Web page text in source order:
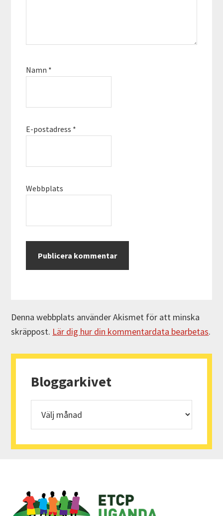
Namn *
E-postadress *
Webbplats
Denna webbplats använder Akismet för att minska
skräppost. Lär dig hur din kommentardata bearbetas.
Primärt
sidofält
Bloggarkivet
Footer